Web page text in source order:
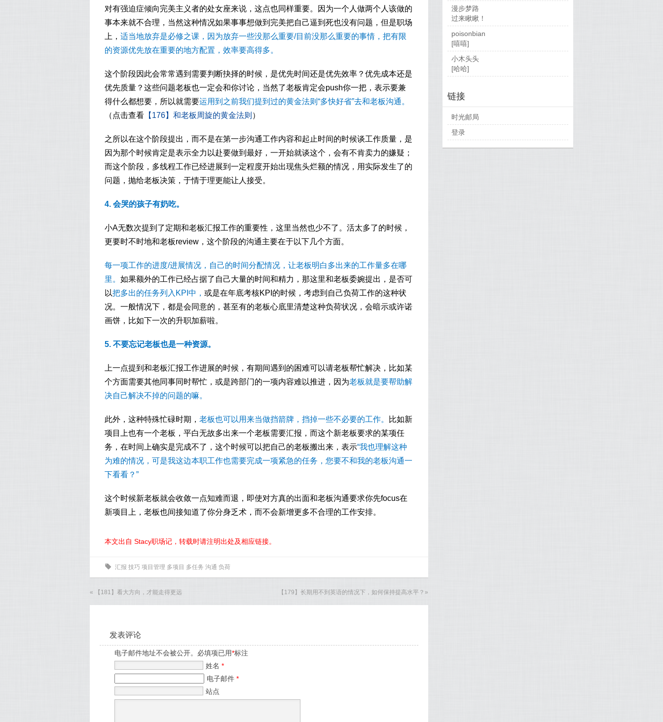
对有强迫症倾向完美主义者的处女座来说，这点也同样重要。因为一个人做两个人该做的
事本来就不合理，当然这种情况如果事事想做到完美把自己逼到死也没有问题，但是职场
上， 适当地放弃是必修之课，因为放弃一些没那么重要/目前没那么重要的事情，把有限
的资源优先放在重要的地方配置，效率要高得多。
这个阶段因此会常常遇到需要判断抉择的时候，是优先时间还是优先效率？优先成本还是
优先质量？这些问题老板也一定会和你讨论，当然了老板肯定会push你一把，表示要兼
得什么都想要，所以就需要运用到之前我们提到过的黄金法则“多快好省”去和老板沟通。
（点击查看 【176】和老板周旋的黄金法则 ）
之所以在这个阶段提出，而不是在第一步沟通工作内容和起止时间的时候谈工作质量，是
因为那个时候肯定是表示全力以赴要做到最好，一开始就谈这个，会有不肯卖力的嫌疑；
而这个阶段，多线程工作已经进展到一定程度开始出现焦头烂额的情况，用实际发生了的
问题，抛给老板决策，于情于理更能让人接受。
4. 会哭的孩子有奶吃。
小A无数次提到了定期和老板汇报工作的重要性，这里当然也少不了。活太多了的时候，
更要时不时地和老板review，这个阶段的沟通主要在于以下几个方面。
每一项工作的进度/进展情况，自己的时间分配情况，让老板明白多出来的工作量多在哪
里。 如果额外的工作已经占据了自己大量的时间和精力，那这里和老板委婉提出，是否可
以把多出的任务列入KPI中， 或是在年底考核KPI的时候，考虑到自己负荷工作的这种状
况。一般情况下，都是会同意的，甚至有的老板心底里清楚这种负荷状况，会暗示或许诺
画饼，比如下一次的升职加薪啦。
5. 不要忘记老板也是一种资源。
上一点提到和老板汇报工作进展的时候，有期间遇到的困难可以请老板帮忙解决，比如某
个方面需要其他同事同时帮忙，或是跨部门的一项内容难以推进，因为老板就是要帮助解
决自己解决不掉的问题的嘛。
此外，这种特殊忙碌时期， 老板也可以用来当做挡箭牌，挡掉一些不必要的工作。
比如新
项目上也有一个老板，平白无故多出来一个老板需要汇报，而这个新老板要求的某项任
务，在时间上确实是完成不了，这个时候可以把自己的老板搬出来，表示“我也理解这种
为难的情况，可是我这边本职工作也需要完成一项紧急的任务，您要不和我的老板沟通一
下看看？”
这个时候新老板就会收敛一点知难而退，即使对方真的出面和老板沟通要求你先focus在
新项目上，老板也间接知道了你分身乏术，而不会新增更多不合理的工作安排。
本文出自 Stacy职场记，转载时请注明出处及相应链接。
0 汇报 技巧 项目管理 多项目 多任务 沟通 负荷
« 【181】看大方向，才能走得更远 【179】长期用不到英语的情况下，如何保持提高水平？ »
发表评论
电子邮件地址不会被公开。必填项已用*标注
姓名 *
电子邮件 *
站点
漫步梦路
过来瞅瞅！
poisonbian
[嘻嘻]
小木头头
[哈哈]
链接
时光邮局
登录